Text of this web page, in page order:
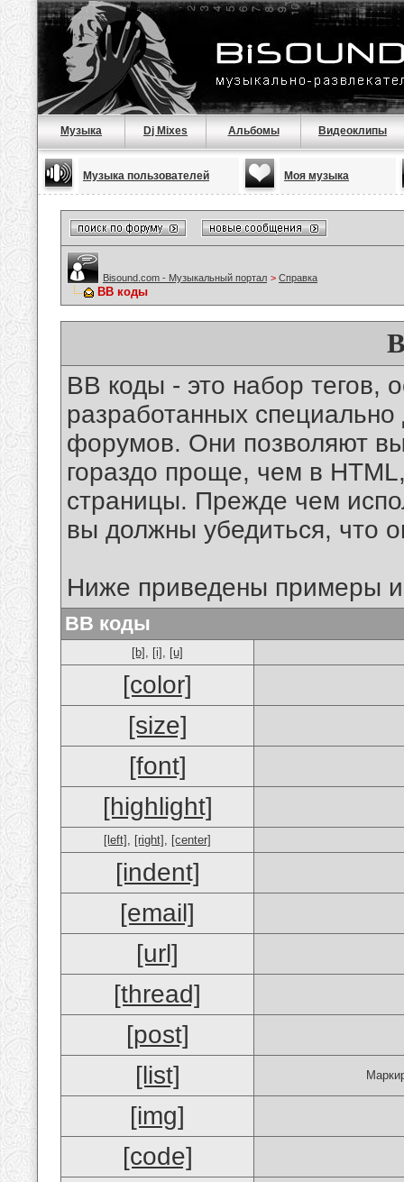
Музыка Dj Mixes Альбомы Видеоклипы
Музыка пользователей Моя музыка
Bisound.com - Музыкальный портал > Справка
BB коды
BB коды - это набор тегов,
разработанных
форумов. Они позволяют
гораздо проще, чем в
страницы. Прежде чем
вы должны убедиться, что
Ниже приведены примеры
BB коды
[b] , [i] , [u]
[color]
[size]
[font]
[highlight]
[left] , [right] , [center]
[indent]
[email]
[url]
[thread]
[post]
[list]
[img]
[code]